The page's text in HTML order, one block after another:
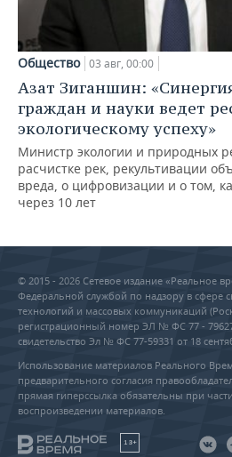
Общество 03 авг, 00:00
Азат Зиганшин:
граждан и науки ведет
экологическому успеху»
Министр экологии и природных
расчистке рек, рекультивации
вреда, о цифровизации и о том,
через 10 лет
© 2015 - 2026 Сетевое издание «Реальное
Федеральной службой по надзору в сфере
технологий и массовых коммуникаций
регистрационный номер ЭЛ № ФС 77 - 79627
свидетельство Эл № ФС 77-59331 от 18
Использование материалов Реального
предварительного согласия
прямая гиперссылка обязательны при
воспроизведении материалов.
18+